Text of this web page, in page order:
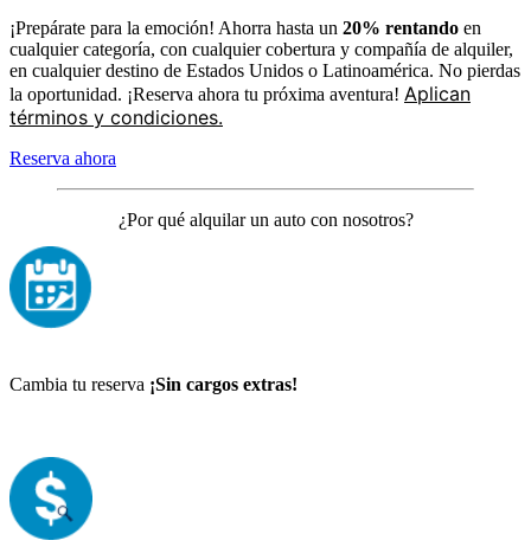
¡Prepárate para la emoción! Ahorra hasta un 20% rentando en
cualquier categoría, con cualquier cobertura y compañía de alquiler,
en cualquier destino de Estados Unidos o Latinoamérica. No pierdas
la oportunidad. ¡Reserva ahora tu próxima aventura! Aplican
términos y condiciones.
Reserva ahora
¿Por qué alquilar un auto con nosotros?
Cambia tu reserva ¡Sin cargos extras!